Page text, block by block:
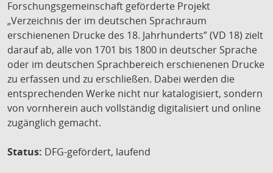
Forschungsgemeinschaft geförderte Projekt
„Verzeichnis der im deutschen Sprachraum
erschienenen Drucke des 18. Jahrhunderts” (VD 18) zielt
darauf ab, alle von 1701 bis 1800 in deutscher Sprache
oder im deutschen Sprachbereich erschienenen Drucke
zu erfassen und zu erschließen. Dabei werden die
entsprechenden Werke nicht nur katalogisiert, sondern
von vornherein auch vollständig digitalisiert und online
zugänglich gemacht.
Status: DFG-gefördert, laufend